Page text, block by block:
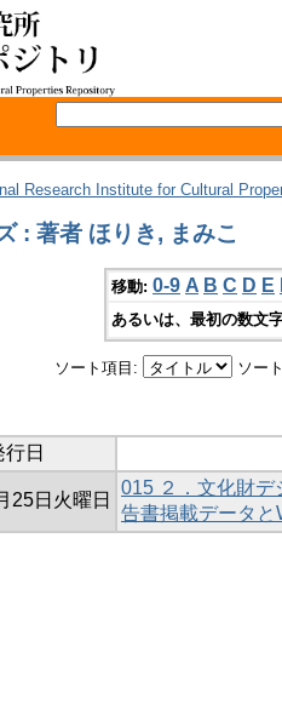
Research Institute for Cultural
: 著者 ほりき, まみこ
移動: 0-9 A B C D E
あるいは、最初の数文
ソート項目: ソー
行日
25日火曜日
015 ２．文化財デ
告書掲載データ